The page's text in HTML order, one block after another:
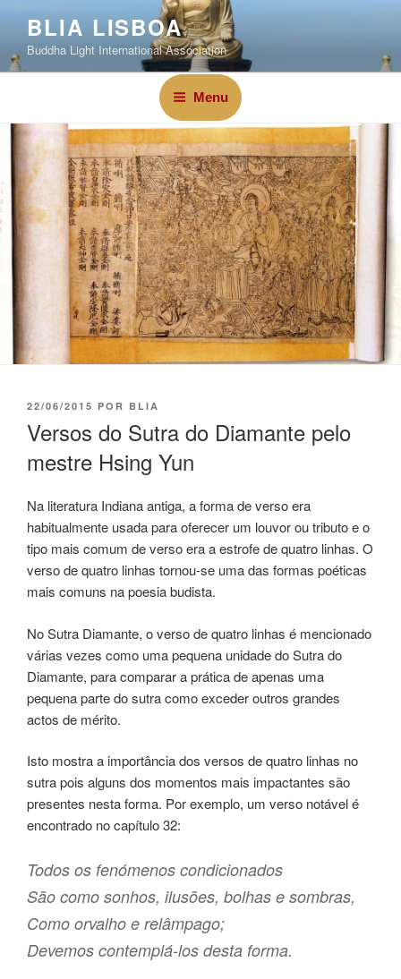
BLIA LISBOA
Buddha Light International Association
Menu
22/06/2015 POR BLIA
Versos do Sutra do Diamante pelo
mestre Hsing Yun
Na literatura Indiana antiga, a forma de verso era
habitualmente usada para oferecer um louvor ou tributo e o
tipo mais comum de verso era a estrofe de quatro linhas. O
verso de quatro linhas tornou-se uma das formas poéticas
mais comuns na poesia budista.
No Sutra Diamante, o verso de quatro linhas é mencionado
várias vezes como uma pequena unidade do Sutra do
Diamante, para comparar a prática de apenas uma
pequena parte do sutra como exceder outros grandes
actos de mérito.
Isto mostra a importância dos versos de quatro linhas no
sutra pois alguns dos momentos mais impactantes são
presentes nesta forma. Por exemplo, um verso notável é
encontrado no capítulo 32:
Todos os fenómenos condicionados
São como sonhos, ilusões, bolhas e sombras,
Como orvalho e relâmpago;
Devemos contemplá-los desta forma.